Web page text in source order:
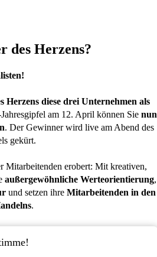
des Herzens?
Herzens diese drei Unternehmen als
am 12. April können Sie nun
. Der Gewinner wird live am Abend des
gekürt.
Mitarbeitenden erobert: Mit kreativen,
außergewöhnliche Werteorientierung,
und setzen ihre Mitarbeitenden in den
.